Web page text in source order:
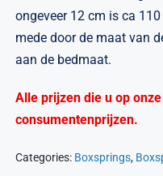
ongeveer 12 cm is ca
mede door de maat van
aan de bedmaat.
Alle prijzen die u op
consumentenprijzen.
Categories: Boxsprings,